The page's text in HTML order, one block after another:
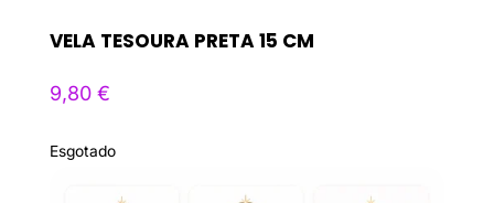
VELA TESOURA PRETA 15 CM
9,80 €
Esgotado